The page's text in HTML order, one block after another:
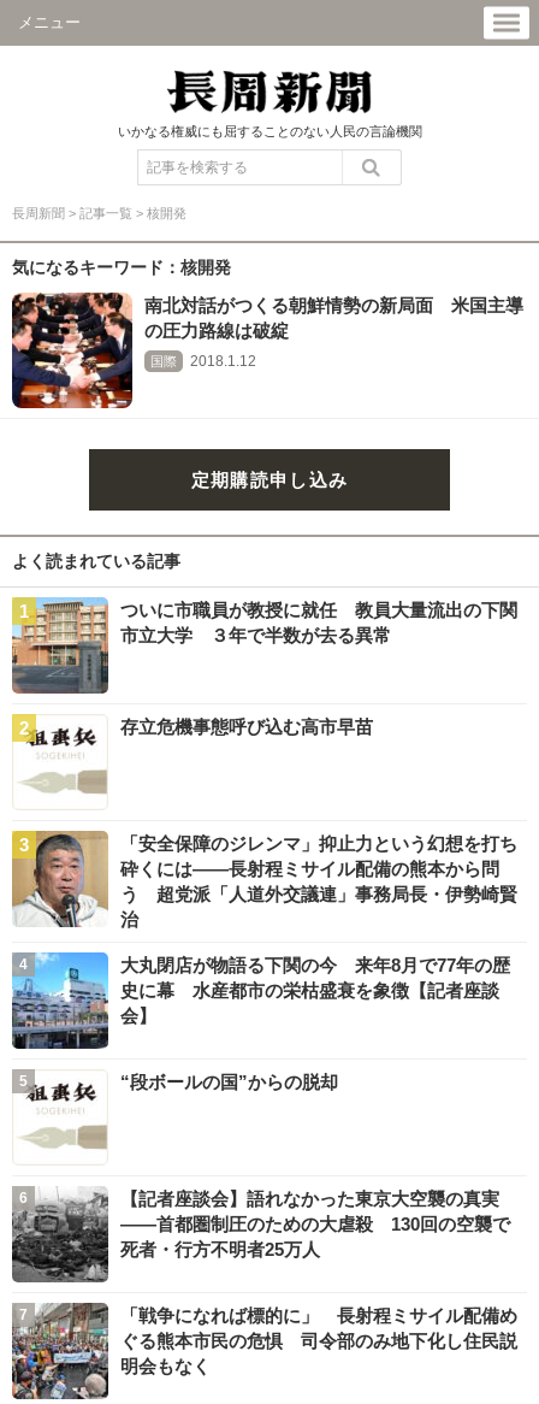
メニュー
いかなる権威にも屈することのない人民の言論機関
長周新聞 > 記事一覧 > 核開発
気になるキーワード：核開発
南北対話がつくる朝鮮情勢の新局面 米国主導
の圧力路線は破綻
国際 2018.1.12
定期購読申し込み
よく読まれている記事
ついに市職員が教授に就任 教員大量流出の下関
市立大学 ３年で半数が去る異常
存立危機事態呼び込む高市早苗
「安全保障のジレンマ」抑止力という幻想を打ち
砕くには――長射程ミサイル配備の熊本から問
う 超党派「人道外交議連」事務局長・伊勢崎賢
治
大丸閉店が物語る下関の今 来年8月で77年の歴
史に幕 水産都市の栄枯盛衰を象徴【記者座談
会】
“段ボールの国”からの脱却
【記者座談会】語れなかった東京大空襲の真実
――首都圏制圧のための大虐殺 130回の空襲で
死者・行方不明者25万人
「戦争になれば標的に」 長射程ミサイル配備め
ぐる熊本市民の危惧 司令部のみ地下化し住民説
明会もなく